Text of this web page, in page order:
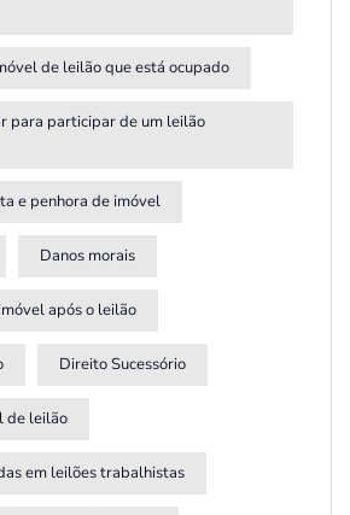
de leilão que está ocupado
para participar de um leilão
e penhora de imóvel
Danos morais
após o leilão
Direito Sucessório
de leilão
em leilões trabalhistas